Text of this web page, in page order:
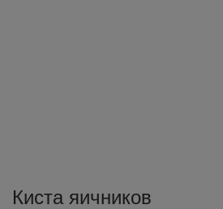
Киста яичников